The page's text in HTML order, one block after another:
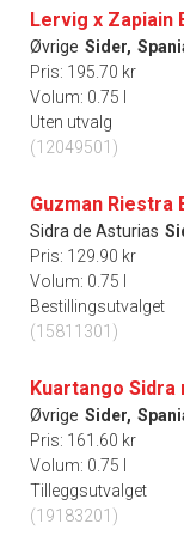
Lervig x Zapiain
Øvrige Sider,
Pris: 195.70 kr
Volum: 0.75 l
Uten utvalg
(12049501)
Guzman Riestra
Sidra de Asturias
Pris: 129.90 kr
Volum: 0.75 l
Bestillingsutvalget
(15811301)
Kuartango Sidra
Øvrige Sider,
Pris: 161.60 kr
Volum: 0.75 l
Tilleggsutvalget
(19183201)